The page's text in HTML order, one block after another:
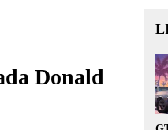
Donald